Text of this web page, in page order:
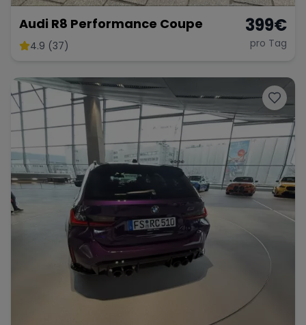
Audi R8 Performance Coupe
4.9 (37)
399€
pro Tag